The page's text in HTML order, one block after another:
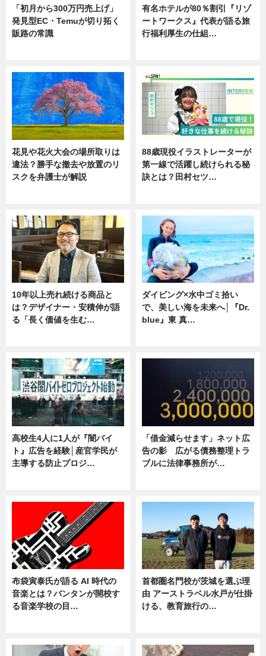
「初月から300万円売上げ」
発見型EC・Temuが切り拓く
販路の常識
有名ホテルが80％割引『リゾ
ートワークス』代表が語る旅
行福利厚生の仕組…
花見や花火大会の場所取りは
違法？勝手な撤去や放置のリ
スクを弁護士が解説
88歳現役イラストレーターが
第一線で活躍し続けられる秘
訣とは？田村セツ…
10年以上売れ続ける商品と
は？デザイナー・安積伸が語
る「長く価値を生む…
ダイビング×水中ゴミ拾い
で、美しい海を未来へ│『Dr.
blue』東 真…
高校生4人に1人が『闇バイ
ト』広告を経験│産官学民が
主導する防止プロジ…
「借金減らせます」ネット広
告の影 広がる債務整理トラ
ブルに法律事務所が…
布袋寅泰氏が語る AI 時代の
音楽とは？バンタンが開校す
る音楽学校の目…
首都圏名門校が茨城を選ぶ理
由 アーストラベル水戸が仕掛
ける、教育旅行の…